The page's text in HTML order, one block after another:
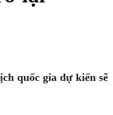
quốc gia dự kiến sẽ